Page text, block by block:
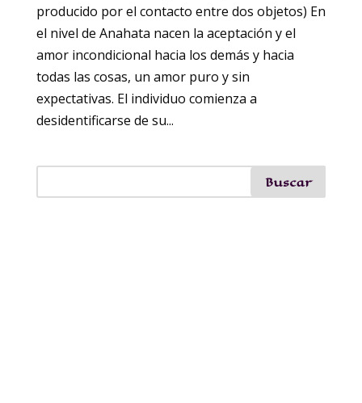
producido por el contacto entre dos objetos) En
el nivel de Anahata nacen la aceptación y el
amor incondicional hacia los demás y hacia
todas las cosas, un amor puro y sin
expectativas. El individuo comienza a
desidentificarse de su...